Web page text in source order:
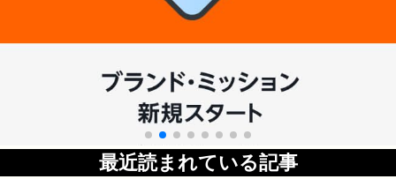
最近読まれている記事